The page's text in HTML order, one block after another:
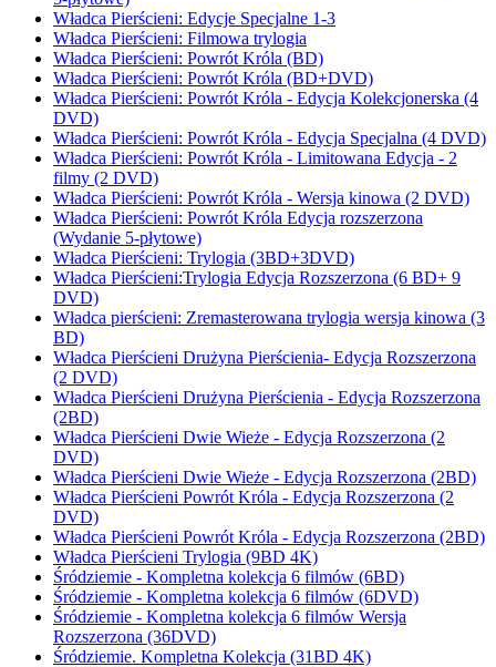
Władca Pierścieni: Edycje Specjalne 1-3
Władca Pierścieni: Filmowa trylogia
Władca Pierścieni: Powrót Króla (BD)
Władca Pierścieni: Powrót Króla (BD+DVD)
Władca Pierścieni: Powrót Króla - Edycja Kolekcjonerska (4
DVD)
Władca Pierścieni: Powrót Króla - Edycja Specjalna (4 DVD)
Władca Pierścieni: Powrót Króla - Limitowana Edycja - 2
filmy (2 DVD)
Władca Pierścieni: Powrót Króla - Wersja kinowa (2 DVD)
Władca Pierścieni: Powrót Króla Edycja rozszerzona
(Wydanie 5-płytowe)
Władca Pierścieni: Trylogia (3BD+3DVD)
Władca Pierścieni:Trylogia Edycja Rozszerzona (6 BD+ 9
DVD)
Władca pierścieni: Zremasterowana trylogia wersja kinowa (3
BD)
Władca Pierścieni Drużyna Pierścienia- Edycja Rozszerzona
(2 DVD)
Władca Pierścieni Drużyna Pierścienia - Edycja Rozszerzona
(2BD)
Władca Pierścieni Dwie Wieże - Edycja Rozszerzona (2
DVD)
Władca Pierścieni Dwie Wieże - Edycja Rozszerzona (2BD)
Władca Pierścieni Powrót Króla - Edycja Rozszerzona (2
DVD)
Władca Pierścieni Powrót Króla - Edycja Rozszerzona (2BD)
Władca Pierścieni Trylogia (9BD 4K)
Śródziemie - Kompletna kolekcja 6 filmów (6BD)
Śródziemie - Kompletna kolekcja 6 filmów (6DVD)
Śródziemie - Kompletna kolekcja 6 filmów Wersja
Rozszerzona (36DVD)
Śródziemie. Kompletna Kolekcja (31BD 4K)